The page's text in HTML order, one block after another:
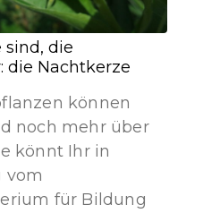
sind, die
die Nachtkerze
können
noch mehr über
könnt Ihr in
vom
für Bildung